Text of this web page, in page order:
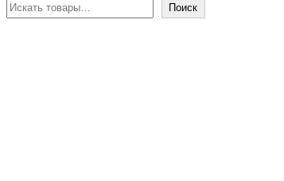
Поиск